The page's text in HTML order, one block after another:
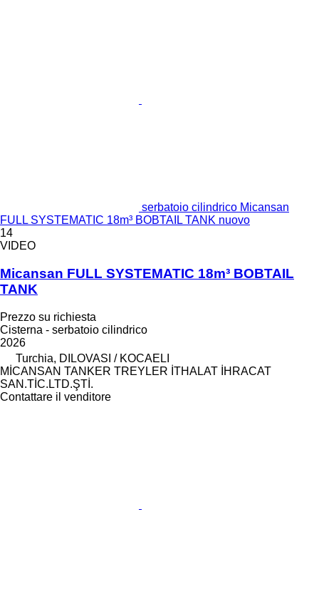
serbatoio cilindrico Micansan
FULL SYSTEMATIC 18m³ BOBTAIL TANK nuovo
14
VIDEO
Micansan FULL SYSTEMATIC 18m³ BOBTAIL
TANK
Prezzo su richiesta
Cisterna - serbatoio cilindrico
2026
Turchia, DILOVASI / KOCAELI
MİCANSAN TANKER TREYLER İTHALAT İHRACAT
SAN.TİC.LTD.ŞTİ.
Contattare il venditore